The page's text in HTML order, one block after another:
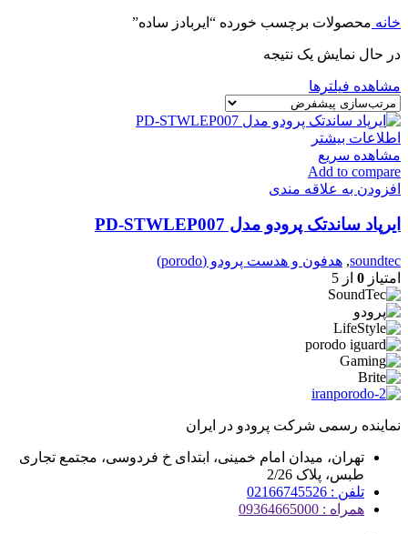
خانه محصولات برچسب خورده “ایربادز ساده”
در حال نمایش یک نتیجه
مشاهده فیلترها
اطلاعات بیشتر
مشاهده سریع
Add to compare
افزودن به علاقه مندی
ایرپاد ساندتک پرودو مدل PD-STWLEP007
soundtec
, هدفون و هدست پرودو (porodo)
امتیاز 0 از 5
نماینده رسمی شرکت پرودو در ایران
تهران، میدان امام خمینی، ابتدای خ فردوسی، مجتمع تجاری
طبس، پلاک 2/26
تلفن : 02166745526
همراه : 09364665000